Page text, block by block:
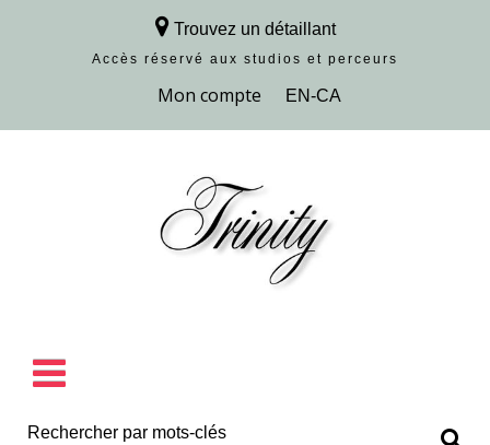
Trouvez un détaillant
Accès réservé aux studios et perceurs
Découvrir la collection